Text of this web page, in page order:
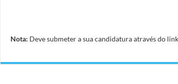
Nota: Deve submeter a sua candidatura através do